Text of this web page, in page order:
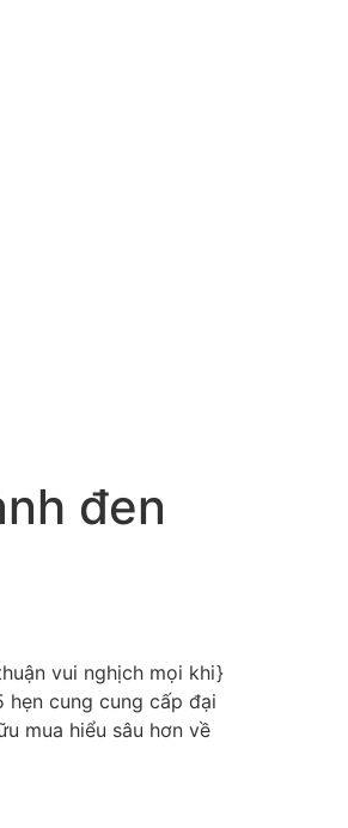
đen
vui nghịch mọi khi}
cung cung cấp đại
mua hiểu sâu hơn về